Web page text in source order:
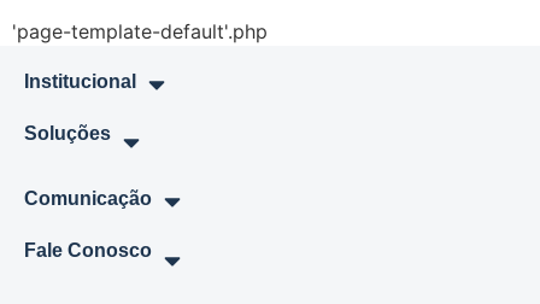
'page-template-default'.php
Institucional
Soluções
Comunicação
Fale Conosco